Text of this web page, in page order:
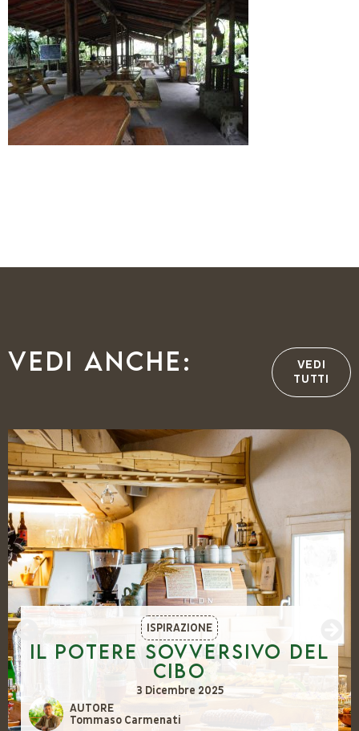
Vedi anche:
VEDI
TUTTI
ISPIRAZIONE
Il potere sovversivo del
cibo
3 Dicembre 2025
AUTORE
Tommaso Carmenati